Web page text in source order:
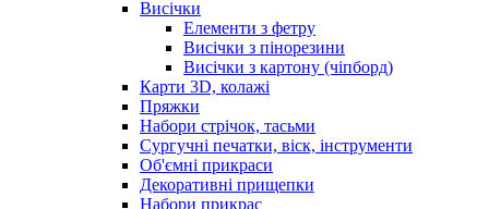
Висічки
Елементи з фетру
Висічки з пінорезини
Висічки з картону (чіпборд)
Карти 3D, колажі
Пряжки
Набори стрічок, тасьми
Сургучні печатки, віск, інструменти
Об'ємні прикраси
Декоративні прищепки
Набори прикрас